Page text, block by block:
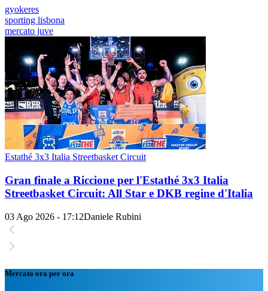
gyokeres
sporting lisbona
mercato juve
Estathé 3x3 Italia Streetbasket Circuit
Gran finale a Riccione per l'Estathé 3x3 Italia
Streetbasket Circuit: All Star e DKB regine d'Italia
03 Ago 2026 - 17:12Daniele Rubini
Mercato ora per ora